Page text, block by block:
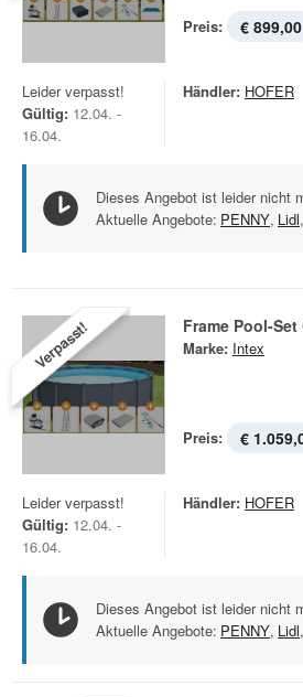
Preis: € 899,00
Leider verpasst!
Gültig: 12.04. -
16.04.
Händler: HOFER
Dieses Angebot ist leider nicht
Aktuelle Angebote: PENNY, Lidl,
Verpasst! Frame Pool-
Marke: Intex
Preis: €
Leider verpasst!
Gültig: 12.04. -
16.04.
Händler: HOFER
Dieses Angebot ist leider nicht
Aktuelle Angebote: PENNY, Lidl,